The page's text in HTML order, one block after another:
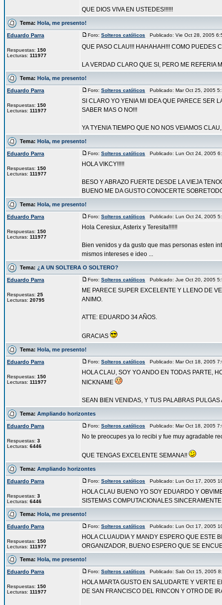
QUE DIOS VIVA EN USTEDES!!!!!!
Tema: Hola, me presento!
Eduardo Parra
Respuestas: 150
Lecturas: 111977
Foro: Solteros católicos Publicado: Vie Oct 28, 2005
QUE PASO CLAU!!! HAHAHAH!!! COMO PUEDES
LA VERDAD CLARO QUE SI, PERO ME REFERIA
Tema: Hola, me presento!
Eduardo Parra
Respuestas: 150
Lecturas: 111977
Foro: Solteros católicos Publicado: Mar Oct 25, 2005
SI CLARO YO YENIA MI IDEA QUE PARECE SER
SABER MAS O NO!!!
YA TYENIA TIEMPO QUE NO NOS VEIAMOS
Tema: Hola, me presento!
Eduardo Parra
Respuestas: 150
Lecturas: 111977
Foro: Solteros católicos Publicado: Lun Oct 24, 2005
HOLA VIKCY!!!!!
BESO Y ABRAZO FUERTE DESDE LA VIEJA
BUENO ME DA GUSTO CONOCERTE
Tema: Hola, me presento!
Eduardo Parra
Respuestas: 150
Lecturas: 111977
Foro: Solteros católicos Publicado: Lun Oct 24, 2005
Hola Ceresiux, Asterix y Teresita!!!!!!
Bien venidos y da gusto que mas personas esten
mismos intereses e ideo ...
Tema: ¿A UN SOLTERA O SOLTERO?
Eduardo Parra
Respuestas: 25
Lecturas: 20795
Foro: Solteros católicos Publicado: Jue Oct 20, 2005
ME PARECE SUPER EXCELENTE Y LLENO DE
ANIMO.
ATTE: EDUARDO 34 AÑOS.
GRACIAS
Tema: Hola, me presento!
Eduardo Parra
Respuestas: 150
Lecturas: 111977
Foro: Solteros católicos Publicado: Mar Oct 18, 2005
HOLA CLAU, SOY YO ANDO EN TODAS PARTE,
NICKNAME
SEAN BIEN VENIDAS, Y TUS PALABRAS PULGAS
Tema: Ampliando horizontes
Eduardo Parra
Respuestas: 3
Lecturas: 6446
Foro: Solteros católicos Publicado: Mar Oct 18, 2005
No te preocupes ya lo recibi y fue muy agradable
QUE TENGAS EXCELENTE SEMANA!!
Tema: Ampliando horizontes
Eduardo Parra
Respuestas: 3
Lecturas: 6446
Foro: Solteros católicos Publicado: Lun Oct 17, 2005
HOLA CLAU BUENO YO SOY EDUARDO Y
SISTEMAS COMPUTACIONALES
Tema: Hola, me presento!
Eduardo Parra
Respuestas: 150
Lecturas: 111977
Foro: Solteros católicos Publicado: Lun Oct 17, 2005
HOLA CLUAUDIA Y MANDY ESPERO QUE ESTE
ORGANIZADOR, BUENO ESPERO QUE SE
Tema: Hola, me presento!
Eduardo Parra
Respuestas: 150
Lecturas: 111977
Foro: Solteros católicos Publicado: Sab Oct 15, 2005
HOLA MARTA GUSTO EN SALUDARTE Y VERTE
DE SAN FRANCISCO DEL RINCON Y OTRO DE